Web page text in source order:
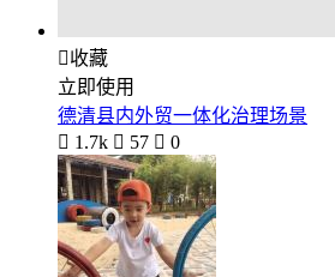
收藏
立即使用
德清县内外贸一体化治理场景
 1.7k  57  0